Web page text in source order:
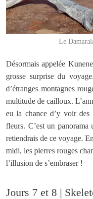
Le
Désormais appelée
grosse surprise du
d’étranges montagnes
multitude de cailloux.
eu la chance d’y voir des
fleurs. C’est un
retiendrais de ce voyage.
midi, les pierres rouges
l’illusion de s’embraser !
Jours 7 et 8 |